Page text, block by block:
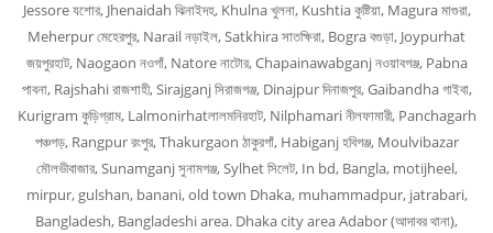
Jessore যশোর, Jhenaidah ঝিনাইদহ, Khulna খুলনা, Kushtia কুষ্টিয়া, Magura মাগুরা,
Meherpur মেহেরপুর, Narail নড়াইল, Satkhira সাতক্ষিরা, Bogra বগুড়া, Joypurhat
জয়পুরহাট, Naogaon নওগাঁ, Natore নাটোর, Chapainawabganj নওয়াবগঞ্জ, Pabna
পাবনা, Rajshahi রাজশাহী, Sirajganj সিরাজগঞ্জ, Dinajpur দিনাজপুর, Gaibandha গাইবা,
Kurigram কুড়িগ্রাম, Lalmonirhatলালমনিরহাট, Nilphamari নীলফামারী, Panchagarh
পঞ্চগড়, Rangpur রংপুর, Thakurgaon ঠাকুরগাঁ, Habiganj হবিগঞ্জ, Moulvibazar
মৌলভীবাজার, Sunamganj সুনামগঞ্জ, Sylhet সিলেট, In bd, Bangla, motijheel,
mirpur, gulshan, banani, old town Dhaka, muhammadpur, jatrabari,
Bangladesh, Bangladeshi area. Dhaka city area Adabor (আদাবর থানা),